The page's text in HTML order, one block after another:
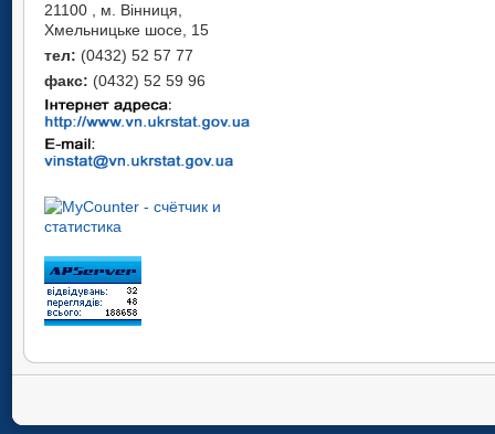
21100 , м. Вінниця,
Хмельницьке шосе, 15
тел: (0432) 52 57 77
факс: (0432) 52 59 96